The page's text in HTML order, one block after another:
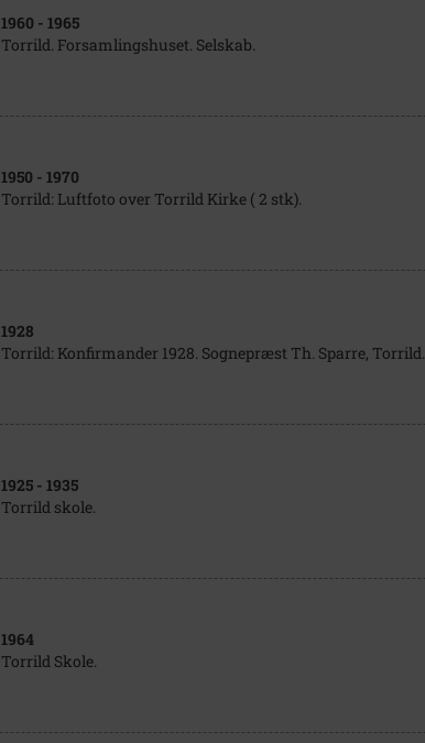
1960 - 1965
Torrild. Forsamlingshuset. Selskab.
1950 - 1970
Torrild: Luftfoto over Torrild Kirke ( 2 stk).
1928
Torrild: Konfirmander 1928. Sognepræst Th. Sparre, Torrild.
1925 - 1935
Torrild skole.
1964
Torrild Skole.